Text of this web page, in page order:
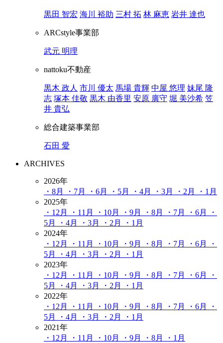
黒田 智宏 海川 裕助 三村 拓 林 麻恵 岩井 達也
ARCstyle事業部
武元 明理
nattoku不動産
黒木 政人 市川 優太 馬場 貴輝 中屋 悠理 妹尾 隆
志 塚本 佳敬 黒木 由香里 安原 廣守 堀 美沙希 笠
井 貴弘
総合建築事業部
石田 愛
ARCHIVES
2026年
・8月
・7月 ・6月 ・5月 ・4月 ・3月 ・2月
・1月
2025年
・12月
・11月 ・10月 ・9月 ・8月 ・7月 ・6月
・
5月
・4月 ・3月 ・2月
・1月
2024年
・12月
・11月 ・10月 ・9月 ・8月 ・7月 ・6月
・
5月
・4月 ・3月 ・2月
・1月
2023年
・12月
・11月 ・10月 ・9月 ・8月 ・7月 ・6月
・
5月
・4月 ・3月 ・2月
・1月
2022年
・12月
・11月 ・10月 ・9月 ・8月 ・7月 ・6月
・
5月
・4月 ・3月 ・2月
・1月
2021年
・12月
・11月 ・10月 ・9月 ・8月
・1月